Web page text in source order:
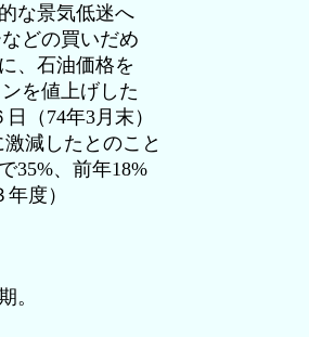
な景気低迷へ
の買いだめ
、石油価格を
値上げした
（74年3月末）
したとのこと
35%、前年18%
度）
。